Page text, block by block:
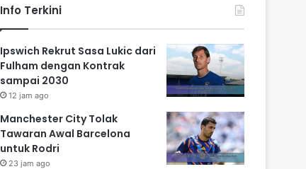
Info Terkini
Ipswich Rekrut Sasa Lukic dari
Fulham dengan Kontrak
sampai 2030
12 jam ago
Manchester City Tolak
Tawaran Awal Barcelona
untuk Rodri
23 jam ago